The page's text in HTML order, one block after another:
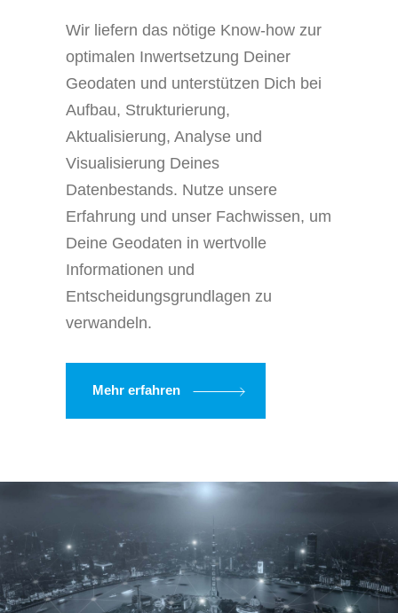
Wir liefern das nötige Know-how zur
optimalen Inwertsetzung Deiner
Geodaten und unterstützen Dich bei
Aufbau, Strukturierung,
Aktualisierung, Analyse und
Visualisierung Deines
Datenbestands. Nutze unsere
Erfahrung und unser Fachwissen, um
Deine Geodaten in wertvolle
Informationen und
Entscheidungsgrundlagen zu
verwandeln.
Mehr erfahren